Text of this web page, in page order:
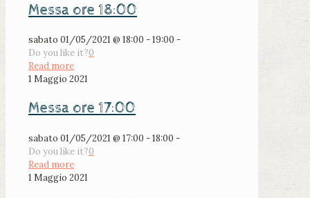
Messa ore 18:00
sabato 01/05/2021 @ 18:00 - 19:00 -
Do you like it?0
Read more
1 Maggio 2021
Messa ore 17:00
sabato 01/05/2021 @ 17:00 - 18:00 -
Do you like it?0
Read more
1 Maggio 2021